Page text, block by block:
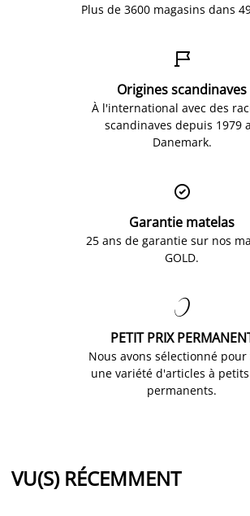
Plus de 3600 magasins dans

Origines scandinaves
À l'international avec des
scandinaves depuis 1979
Danemark.

Garantie matelas
25 ans de garantie sur nos
GOLD.

PETIT PRIX
Nous avons sélectionné pour
une variété d'articles à
permanents.
VU(S) RÉCEMMENT